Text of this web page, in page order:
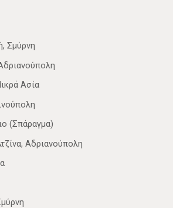
Σμύρνη
Ασία
(Σπάραγμα)
Αδριανούπολη